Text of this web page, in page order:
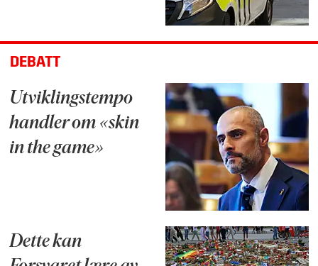
DEBATT
Utviklingstempo
handler om «skin
in the game»
Dette kan